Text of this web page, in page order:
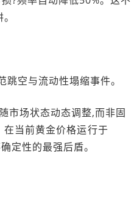
空与流动性塌缩事件。
市场状态动态调整,而非固
当前黄金价格运行于
定性的最强后盾。